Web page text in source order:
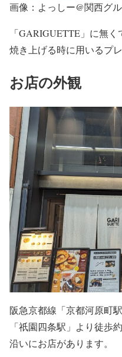
画像：よっしー@関西グ
「GARIGUETTE」に無
焼き上げる時に用いるプ
お店の外観
阪急京都線「京都河原町
「祇園四条駅」より徒歩
沿いにお店があります。